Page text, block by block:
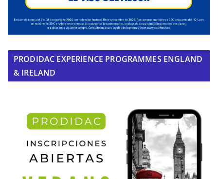
PRODIDAC EXPERIENCE PROGRAMMES ENGLAND
& IRELAND